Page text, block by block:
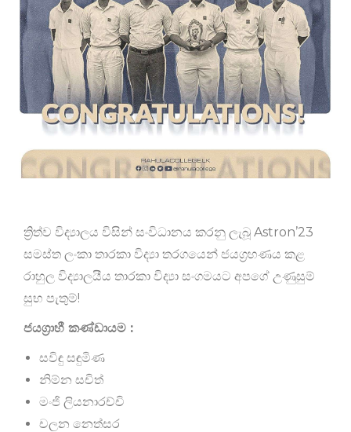
ත්‍රිත්ව විද්‍යාලය විසින් සංවිධානය කරනු ලැබූ Astron’23
සමස්ත ලංකා තාරකා විද්‍යා තරගයෙන් ජයග්‍රහණය කළ
රාහුල විද්‍යාලයීය තාරකා විද්‍යා සංගමයට අපගේ උණුසුම්
සුභ පැතුම්!
ජයග්‍රාහී කණ්ඩායම :
සවිඳු සඳුමිණ
නිම්න සචිත්
මංජි ලියනාරච්චි
චලන නෙත්සර